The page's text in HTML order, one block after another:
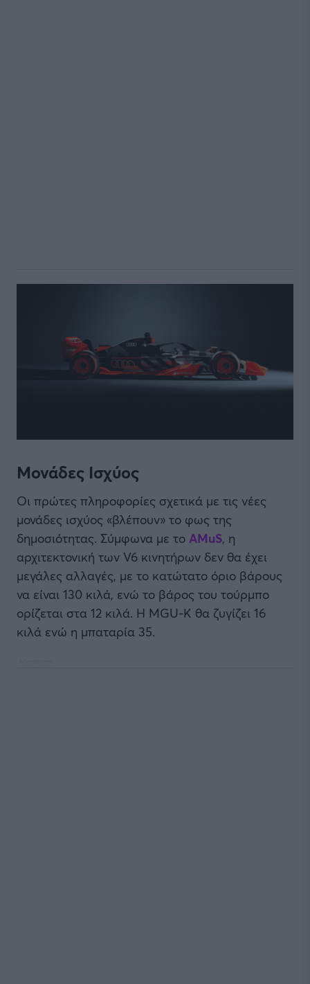
Μονάδες Ισχύος
Οι πρώτες πληροφορίες σχετικά με τις νέες
μονάδες ισχύος «βλέπουν» το φως της
δημοσιότητας. Σύμφωνα με το AMuS, η
αρχιτεκτονική των V6 κινητήρων δεν θα έχει
μεγάλες αλλαγές, με το κατώτατο όριο βάρους
να είναι 130 κιλά, ενώ το βάρος του τούρμπο
ορίζεται στα 12 κιλά. Η MGU-K θα ζυγίζει 16
κιλά ενώ η μπαταρία 35.